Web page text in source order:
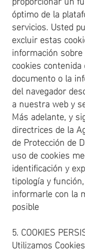
óptimo de la
servicios. Usted
excluir estas
información
cookies
documento o la
del navegador
a nuestra web y
Más adelante, y
directrices de la
de Protección de
uso de cookies
identificación y
tipología y
informarle con la
posible
5. COOKIES
Utilizamos